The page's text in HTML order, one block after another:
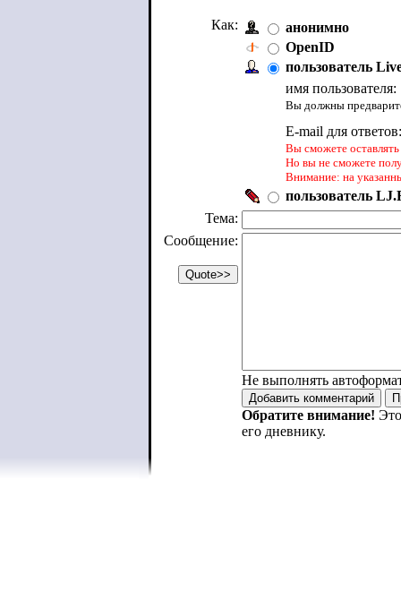
Как:
анонимно
OpenID
пользователь
имя пользователя:
Вы должны
E-mail для
Вы сможете
Но вы не сможете
Внимание: на
пользователь
Тема:
Сообщение:
Не выполнять
Обратите внимание!
его дневнику.